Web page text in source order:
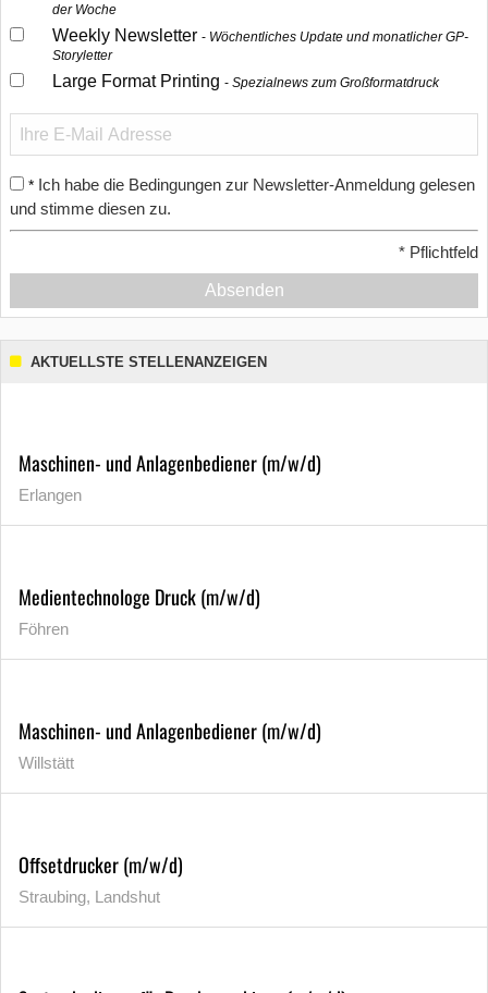
der Woche
Weekly Newsletter
Wöchentliches Update und monatlicher GP-
Storyletter
Large Format Printing Spezialnews zum Großformatdruck
* Ich habe die Bedingungen zur Newsletter-Anmeldung gelesen
und stimme diesen zu.
* Pflichtfeld
Absenden
AKTUELLSTE STELLENANZEIGEN
Maschinen- und Anlagenbediener (m/w/d)
Erlangen
Medientechnologe Druck (m/w/d)
Föhren
Maschinen- und Anlagenbediener (m/w/d)
Willstätt
Offsetdrucker (m/w/d)
Straubing, Landshut